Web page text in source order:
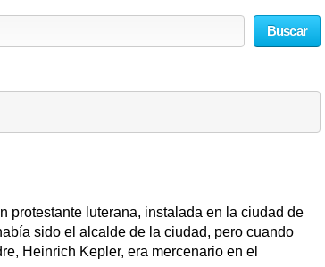
Buscar
protestante luterana, instalada en la ciudad de
sido el alcalde de la ciudad, pero cuando
Heinrich Kepler, era mercenario en el